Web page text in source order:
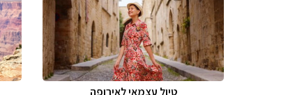
טיול עצמאי לאירופה